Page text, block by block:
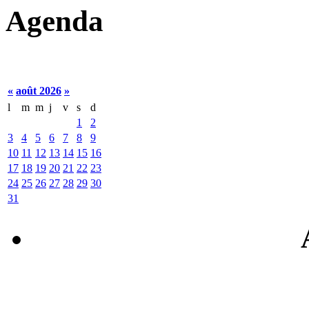
Agenda
« août 2026 »
l
m m j v s
d
1
2
3
4 5 6 7 8
9
10 11 12 13 14 15 16
17 18 19 20 21 22 23
24 25 26 27 28 29 30
31